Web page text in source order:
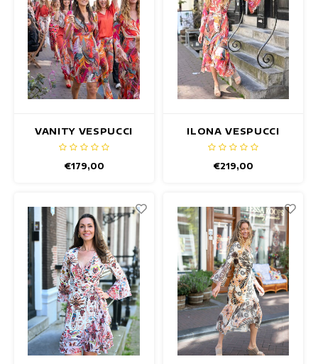
VANITY VESPUCCI
JURK
€179,00
ILONA VESPUCCI
JURK
€219,00